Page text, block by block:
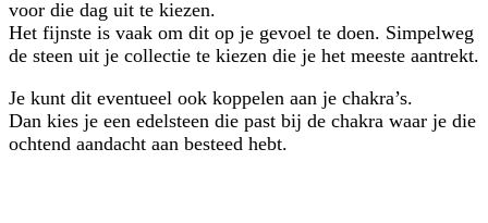
voor die dag uit te kiezen.
Het fijnste is vaak om dit op je gevoel te doen. Simpelweg
de steen uit je collectie te kiezen die je het meeste aantrekt.
Je kunt dit eventueel ook koppelen aan je chakra’s.
Dan kies je een edelsteen die past bij de chakra waar je die
ochtend aandacht aan besteed hebt.